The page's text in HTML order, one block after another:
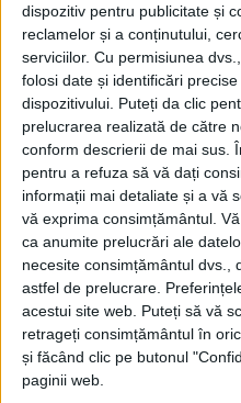
dispozitiv pentru publicitate și
reclamelor și a conținutului,
serviciilor. Cu permisiunea
folosi date și identificări
dispozitivului. Puteți da clic
prelucrarea realizată de către
conform descrierii de mai sus.
pentru a refuza să vă dați
informații mai detaliate și a vă
vă exprima consimțământul.
ca anumite prelucrări ale
necesite consimțământul dvs.,
astfel de prelucrare.
acestui site web. Puteți să vă
retrageți consimțământul în
și făcând clic pe butonul
paginii web.
acceptă și fără studii
ulterior. Cei care termină
general, la Medicină,
Medicală sau Inginerie
cazurilor, elevii care vin
intențiile pînă la finalul
parte, directoarea a
I al actualului an școlar
ale unor elevi care voiau
Haret” și două ale unor
plece la o altă unitate.
spus: „Nu am putut să-i
pentru că trebuie să
Condiția număru 1 este